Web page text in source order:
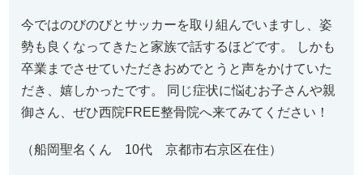
今ではのびのびとサッカーを取り組んでいますし、姿
勢も良くなってきたと家族で話するほどです。 しかも
卒業までさせていただきおめでとうと声をかけていた
だき、 嬉しかったです。 同じ症状に悩むお子さんや親
御さん、 ぜひ西院FREE整骨院へ来てみてください！
（船岡聖名くん 10代 京都市右京区在住）